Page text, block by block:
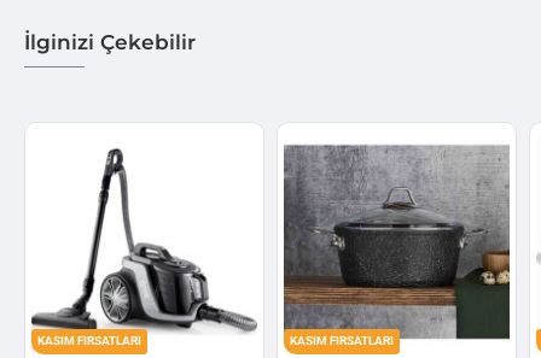
İlginizi Çekebilir
KASIM FIRSATLARI KASIM FIRSATLARI